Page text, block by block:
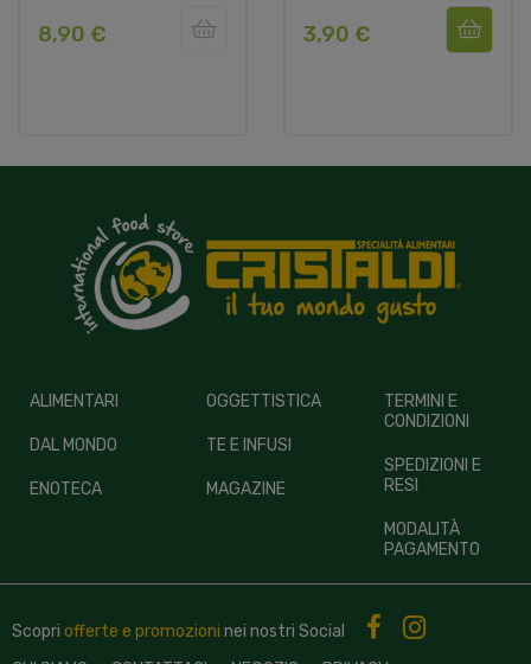
8,90 € 3,90 €
ALIMENTARI
DAL MONDO
ENOTECA
OGGETTISTICA
TE E INFUSI
MAGAZINE
TERMINI E
CONDIZIONI
SPEDIZIONI E
RESI
MODALITÀ
PAGAMENTO
Scopri offerte e promozioni nei nostri Social